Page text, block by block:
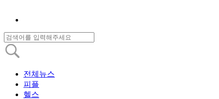
전체뉴스
피플
헬스